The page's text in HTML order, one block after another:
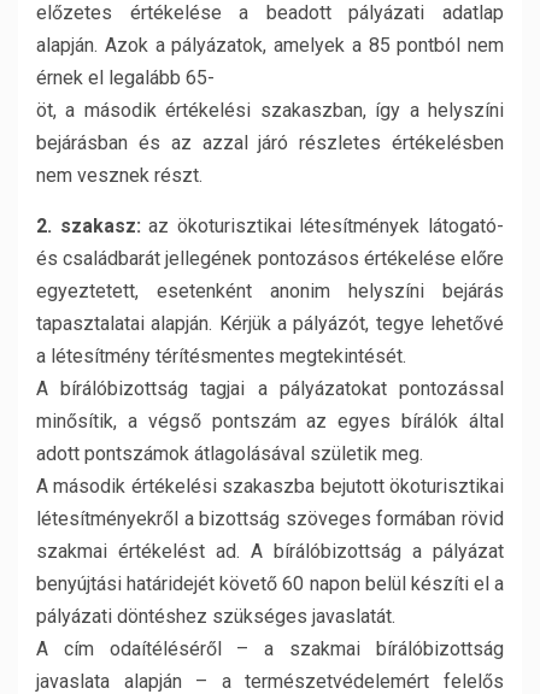
előzetes értékelése a beadott pályázati adatlap
alapján. Azok a pályázatok, amelyek a 85 pontból nem
érnek el legalább 65-
öt, a második értékelési szakaszban, így a helyszíni
bejárásban és az azzal járó részletes értékelésben
nem vesznek részt.
2. szakasz: az ökoturisztikai létesítmények látogató-
és családbarát jellegének pontozásos értékelése előre
egyeztetett, esetenként anonim helyszíni bejárás
tapasztalatai alapján. Kérjük a pályázót, tegye lehetővé
a létesítmény térítésmentes megtekintését.
A bírálóbizottság tagjai a pályázatokat pontozással
minősítik, a végső pontszám az egyes bírálók által
adott pontszámok átlagolásával születik meg.
A második értékelési szakaszba bejutott ökoturisztikai
létesítményekről a bizottság szöveges formában rövid
szakmai értékelést ad. A bírálóbizottság a pályázat
benyújtási határidejét követő 60 napon belül készíti el a
pályázati döntéshez szükséges javaslatát.
A cím odaítéléséről – a szakmai bírálóbizottság
javaslata alapján – a természetvédelemért felelős